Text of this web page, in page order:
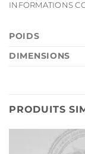
INFORMATIONS
POIDS
DIMENSIONS
PRODUITS